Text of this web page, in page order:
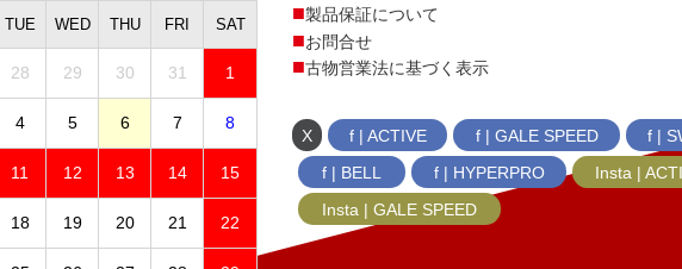
TUE WED THU FRI SAT
28 29 30 31 1
4 5 6 7 8
11 12 13 14 15
18 19 20 21 22
製品保証について
お問合せ
古物営業法に基づく表示
X f | ACTIVE f | GALE SPEED
f |
f | BELL
f | HYPERPRO
Insta |
Insta | GALE SPEED